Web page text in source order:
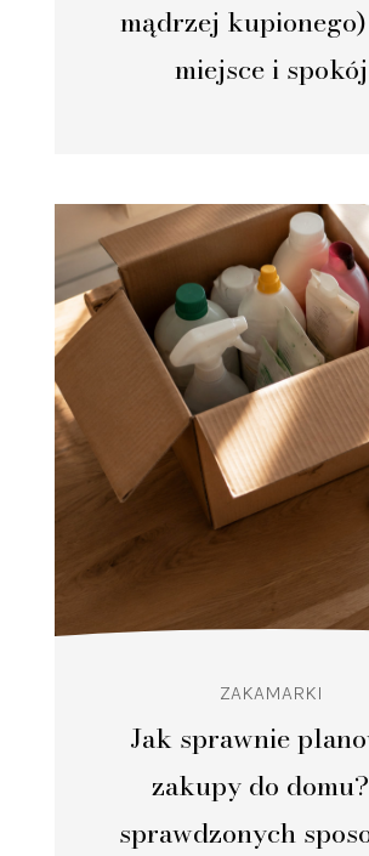
mądrzej
miejsce i spokój
Jak sprawnie
zakupy do
sprawdzonych
ZAKAMARKI